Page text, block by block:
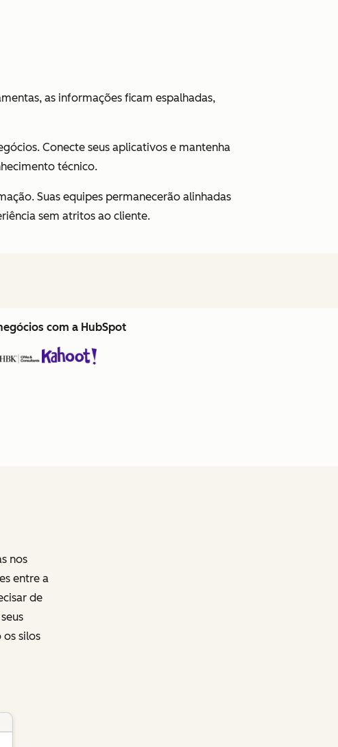
as informações ficam espalhadas,
Conecte seus aplicativos e mantenha
técnico.
Suas equipes permanecerão alinhadas
sem atritos ao cliente.
com a HubSpot
nos
entre a
de
silos